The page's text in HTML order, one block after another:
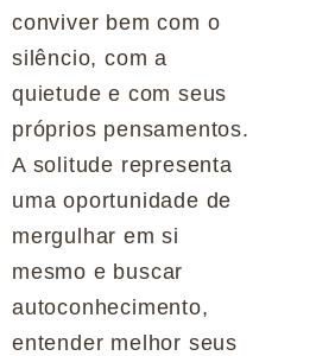
conviver bem com o
silêncio, com a
quietude e com seus
próprios pensamentos.
A solitude representa
uma oportunidade de
mergulhar em si
mesmo e buscar
autoconhecimento,
entender melhor seus